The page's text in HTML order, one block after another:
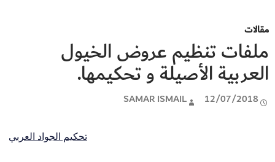
مقالات
ملفات تنظيم عروض الخيول
العربية الأصيلة و تحكيمها.
12/07/2018
SAMAR ISMAIL
تحكيم الجواد العربي